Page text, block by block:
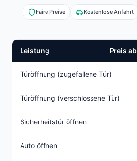
Faire Preise Kostenlose Anfahrt
Leistung Preis ab
Türöffnung (zugefallene Tür)
Türöffnung (verschlossene Tür)
Sicherheitstür öffnen
Auto öffnen